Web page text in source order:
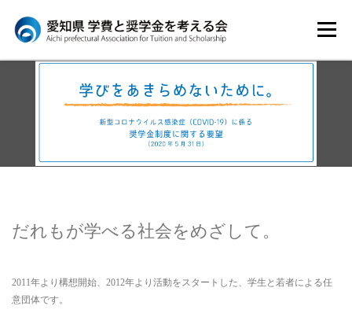
メニュー
ATSについて イベント
団体概要
HOME
だれもが学べる社会をめざして。
2011年より構想開始、2012年より活動をスタートした、学生と若者による任
意団体です。